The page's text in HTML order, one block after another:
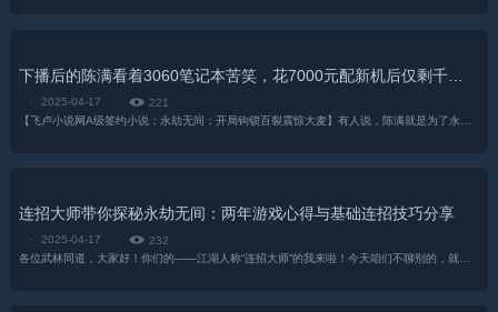
下播后的陈满看着3060笔记本苦笑，花7000元配新机后仅剩千元仍信心满满开启视频录制
· 2025-04-17
221
连招大师带你探秘永劫无间：两年游戏心得与基础连招技巧分享
· 2025-04-17
232